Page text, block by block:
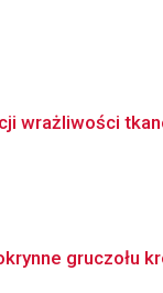
wrażliwości
gruczołu